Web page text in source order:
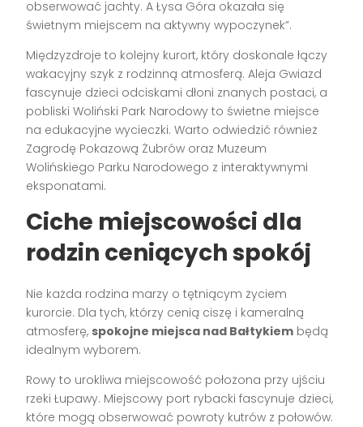
obserwować jachty. A Łysa Góra okazała się
świetnym miejscem na aktywny wypoczynek”.
Międzyzdroje to kolejny kurort, który doskonale łączy
wakacyjny szyk z rodzinną atmosferą. Aleja Gwiazd
fascynuje dzieci odciskami dłoni znanych postaci, a
pobliski Woliński Park Narodowy to świetne miejsce
na edukacyjne wycieczki. Warto odwiedzić również
Zagrodę Pokazową Żubrów oraz Muzeum
Wolińskiego Parku Narodowego z interaktywnymi
eksponatami.
Ciche miejscowości dla
rodzin ceniących spokój
Nie każda rodzina marzy o tętniącym życiem
kurorcie. Dla tych, którzy cenią ciszę i kameralną
atmosferę, spokojne miejsca nad Bałtykiem będą
idealnym wyborem.
Rowy to urokliwa miejscowość położona przy ujściu
rzeki Łupawy. Miejscowy port rybacki fascynuje dzieci,
które mogą obserwować powroty kutrów z połowów.